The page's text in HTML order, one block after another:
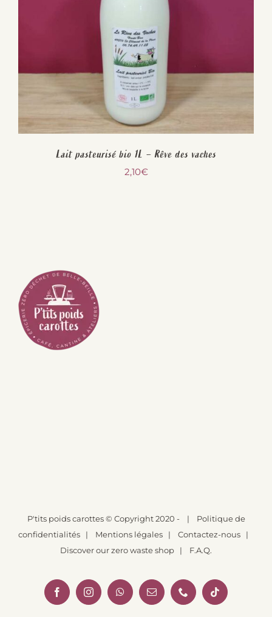
Lait pasteurisé bio 1L – Rêve des vaches
2,10€
P'tits poids carottes© Copyright 2020 - | Politique de
confidentialités | Mentions légales | Contactez-nous |
Discover our zero waste shop | F.A.Q.
FacebookInstagramWhatsAppEmail TéléphoneTiktok